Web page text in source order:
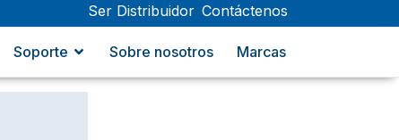
Ser Distribuidor Contáctenos
Soporte Sobre nosotros Marcas